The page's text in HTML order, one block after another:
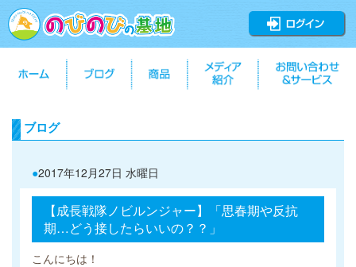
ブログ
●2017年12月27日 水曜日
【成長戦隊ノビルンジャー】「思春期や反抗
期…どう接したらいいの？？」
こんにちは！